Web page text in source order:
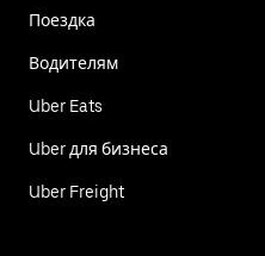
Поездка
Водителям
Uber Eats
Uber для бизнеса
Uber Freight